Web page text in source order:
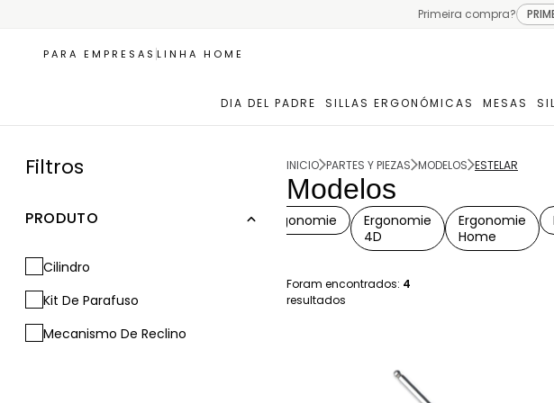
Primeira compra?
PARA EMPRESAS LINHA HOME
DIA DEL PADRE SILLAS ERGONÓMICAS MESAS
Filtros
PRODUTO
Cilindro
Kit De Parafuso
Mecanismo De Reclino
INICIO PARTES Y PIEZAS MODELOS ESTELAR
Modelos
Diana+
Diana
Ergonomie
Ergonomie
4D
Ergonomie
Home
Foram encontrados: 4
resultados